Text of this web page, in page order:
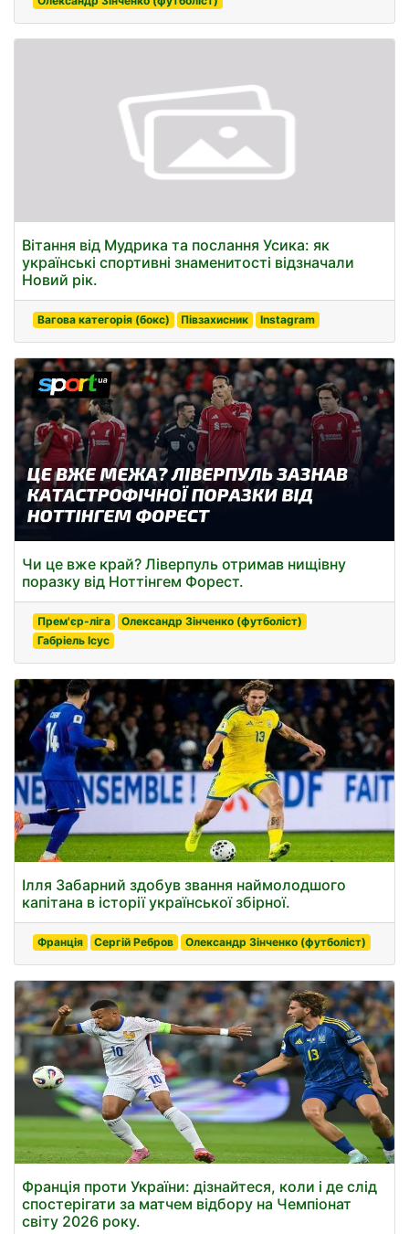
Вітання від Мудрика та послання Усика: як
українські спортивні знаменитості відзначали
Новий рік.
Вагова категорія (бокс) Півзахисник Instagram
Чи це вже край? Ліверпуль отримав нищівну
поразку від Ноттінгем Форест.
Прем'єр-ліга
Олександр Зінченко (футболіст)
Габріель Ісус
Ілля Забарний здобув звання наймолодшого
капітана в історії української збірної.
Франція Сергій Ребров Олександр Зінченко (футболіст)
Франція проти України: дізнайтеся, коли і де слід
спостерігати за матчем відбору на Чемпіонат
світу 2026 року.